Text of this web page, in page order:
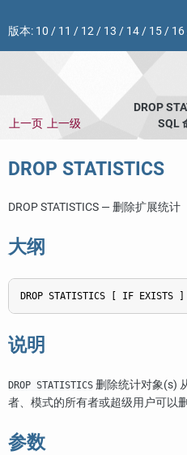
版本: 10 / 11 / 12/ 13 / 14/ 15/ 16
DROP
上一页 上一级 SQL
DROP STATISTICS
DROP STATISTICS — 删除扩展统计
大纲
DROP STATISTICS [ IF EXISTS ]
说明
DROP STATISTICS 删除统计对象(s)
者、模式的所有者或超级用户可以
参数